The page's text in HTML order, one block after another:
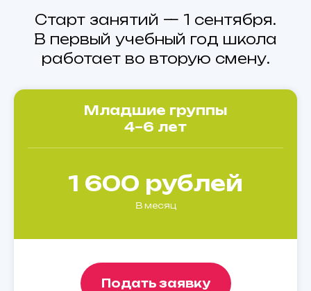
Старт занятий — 1 сентября.
В первый учебный год школа
работает во вторую смену.
Младшие группы
4–6 лет
1 600 рублей
В месяц
Подать заявку